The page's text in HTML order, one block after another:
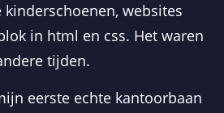
websites
in html en css. Het waren
tijden.
eerste echte kantoorbaan